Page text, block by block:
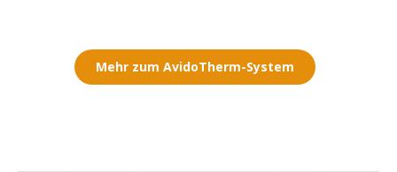
Mehr zum AvidoTherm-System